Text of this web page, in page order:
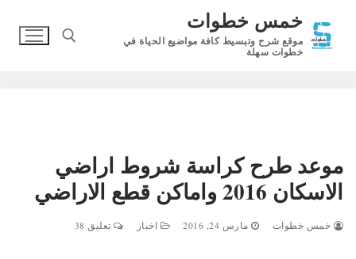
المحتوى
خمس خطوات
موقع شرح وتبسيط كافة مواضيع الحياة في
خطوات سهلة
موعد طرح كراسة شروط اراضي
الاسكان 2016 واماكن قطع الاراضي
خمس خطوات مارس 24, 2016 اخبار تعليق 38